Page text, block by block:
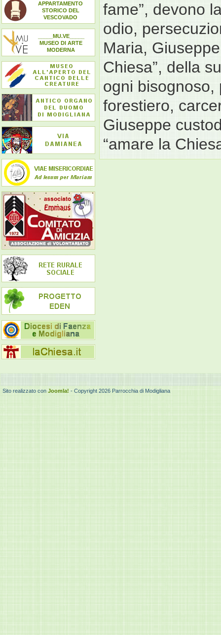
APPARTAMENTO
STORICO DEL
VESCOVADO
_____MU.VE_____
MUSEO DI ARTE
MODERNA
fame”, devono
odio,
Maria,
Chiesa”, della
ogni bisognoso,
forestiero,
Giuseppe
“amare la
Sito realizzato con Joomla! - Copyright 2026 Parrocchia di Modigliana